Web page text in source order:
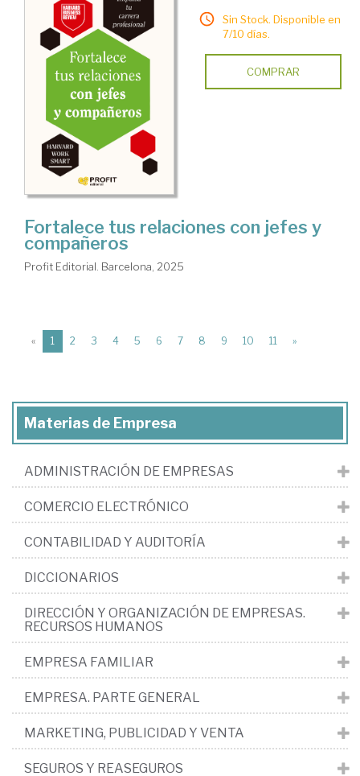
Sin Stock. Disponible en
7/10 días.
COMPRAR
Fortalece tus relaciones con jefes y
compañeros
Profit Editorial. Barcelona, 2025
« 1 (current)
2 3 4 5 6 7 8 9 10 11 »
Materias de Empresa
ADMINISTRACIÓN DE EMPRESAS
COMERCIO ELECTRÓNICO
CONTABILIDAD Y AUDITORÍA
DICCIONARIOS
DIRECCIÓN Y ORGANIZACIÓN DE EMPRESAS.
RECURSOS HUMANOS
EMPRESA FAMILIAR
EMPRESA. PARTE GENERAL
MARKETING, PUBLICIDAD Y VENTA
SEGUROS Y REASEGUROS